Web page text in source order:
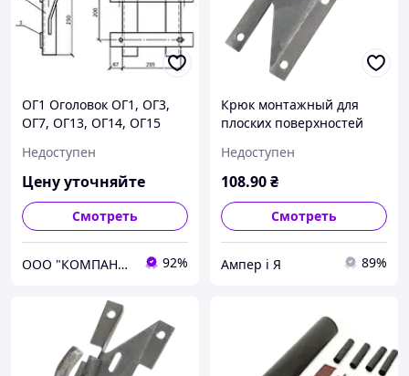
ОГ1 Оголовок ОГ1, ОГ3,
ОГ7, ОГ13, ОГ14, ОГ15
Недоступен
Цену уточняйте
Смотреть
ООО "КОМПАНИЯ ТРАНСЭНЕРГО-КОМ" 92%
Крюк монтажный для
плоских поверхностей
Недоступен
108.90₴
Смотреть
Ампер і Я 89%